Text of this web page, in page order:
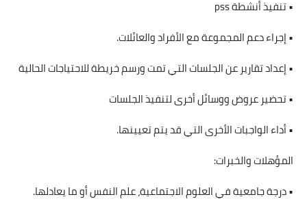
• تنفيذ أنشطة pss
• إجراء دعم المجموعة مع الأفراد والعائلات.
• إعداد تقارير عن الجلسات التي تمت ورسم خريطة للاحتياجات الحالية
• تحضير عروض ووسائل أخرى لتنفيذ الجلسات
• أداء الواجبات الأخرى التي قد يتم تعيينها.
المؤهلات والخبرات:
• درجة جامعية في العلوم الاجتماعية، علم النفس أو ما يعادلها.